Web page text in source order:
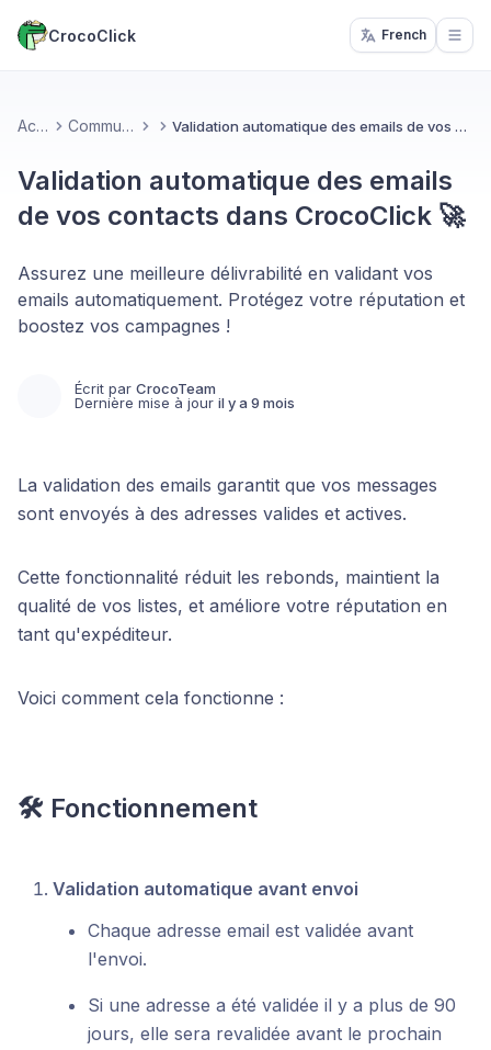
CrocoClick French
Accueil Communication Validation automatique des emails de vos contacts dans CrocoClick 🚀
Validation automatique des emails
de vos contacts dans CrocoClick 🚀
Assurez une meilleure délivrabilité en validant vos
emails automatiquement. Protégez votre réputation et
boostez vos campagnes !
Écrit par CrocoTeam
Dernière mise à jour il y a 9 mois
La validation des emails garantit que vos messages
sont envoyés à des adresses valides et actives.
Cette fonctionnalité réduit les rebonds, maintient la
qualité de vos listes, et améliore votre réputation en
tant qu'expéditeur.
Voici comment cela fonctionne :
🛠 Fonctionnement
Validation automatique avant envoi
Chaque adresse email est validée avant
l'envoi.
Si une adresse a été validée il y a plus de 90
jours, elle sera revalidée avant le prochain